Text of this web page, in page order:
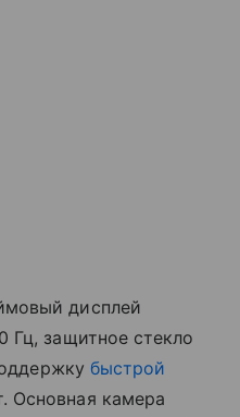
дисплей
Гц, защитное стекло
быстрой
Основная камера